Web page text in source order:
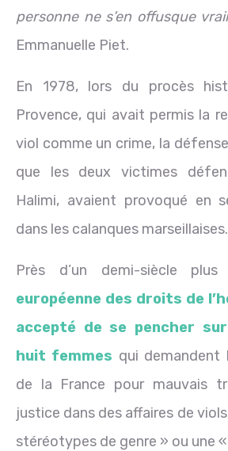
personne ne s’en offusque
Emmanuelle Piet.
En 1978, lors du procès
Provence, qui avait permis la
viol comme un crime, la
que les deux victimes
Halimi, avaient provoqué en
dans les calanques marseillaises.
Près d’un demi-siècle
européenne des droits de
accepté de se pencher
huit femmes qui demandent
de la France pour mauvais
justice dans des affaires de
stéréotypes de genre » ou une «